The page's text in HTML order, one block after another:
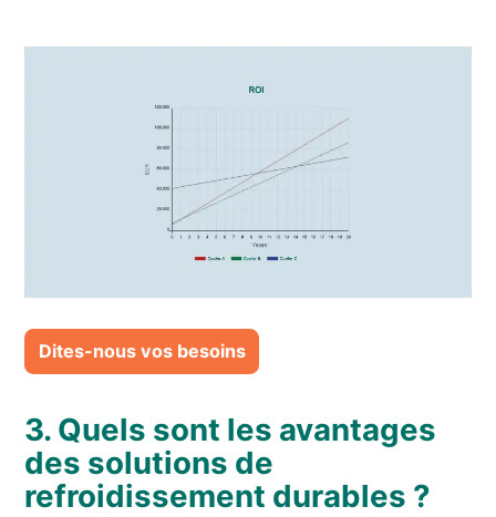
Dites-nous vos besoins
3. Quels sont les avantages
des solutions de
refroidissement durables ?